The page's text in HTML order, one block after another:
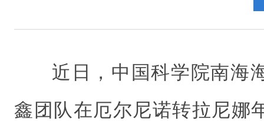
近日，中国科学院南海
鑫团队在厄尔尼诺转拉尼娜